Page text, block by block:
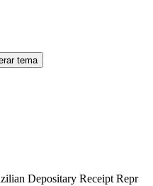
tema
Depositary Receipt Repr